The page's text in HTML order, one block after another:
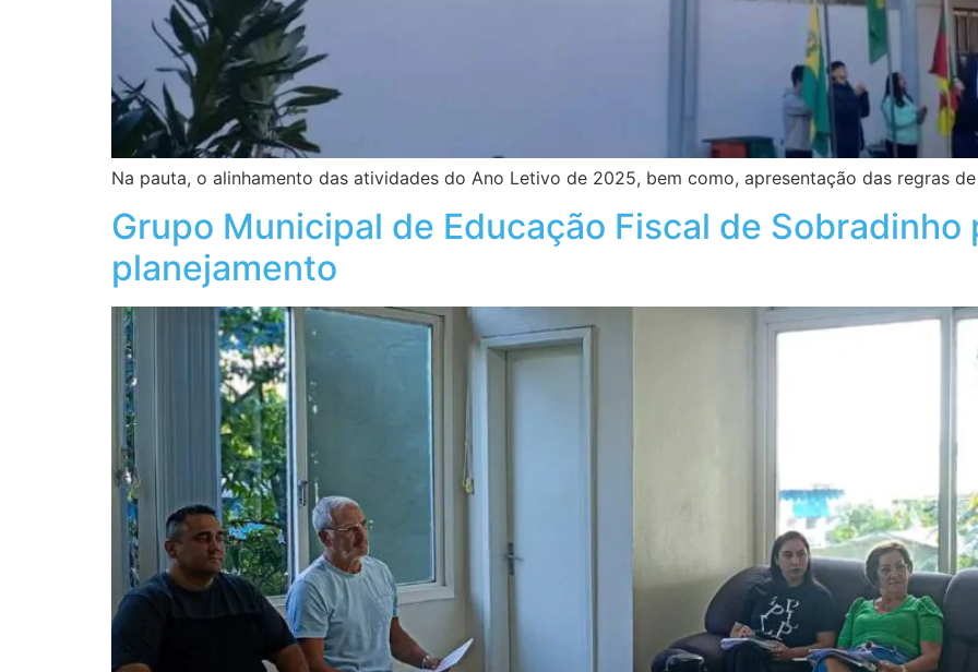
Na pauta, o alinhamento das atividades do Ano Letivo de 2025, bem como, apresentação das regras
Grupo Municipal de Educação Fiscal de Sobradinho
planejamento